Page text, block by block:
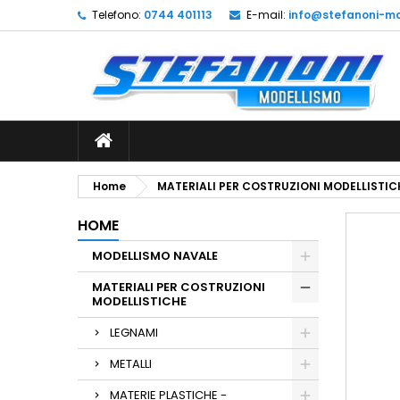
Telefono: 0744 401113 E-mail: info@stefanoni-
Home MATERIALI PER COSTRUZIONI
HOME
MODELLISMO NAVALE
MATERIALI PER COSTRUZIONI
MODELLISTICHE
LEGNAMI
METALLI
MATERIE PLASTICHE -